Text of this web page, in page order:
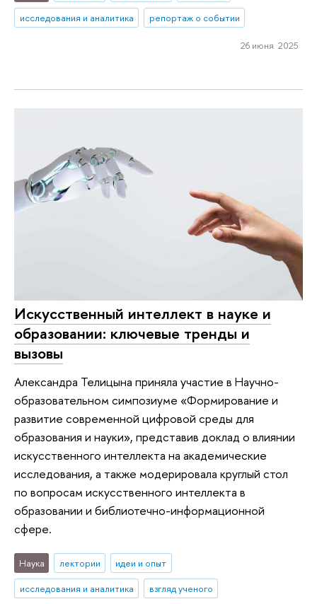
исследования и аналитика
репортаж о событии
26 июня 2025
Искусственный интеллект в науке и
образовании: ключевые тренды и
вызовы
Александра Телицына приняла участие в Научно-
образовательном симпозиуме «Формирование и
развитие современной цифровой среды для
образования и науки», представив доклад о влиянии
искусственного интеллекта на академические
исследования, а также модерировала круглый стол
по вопросам искусственного интеллекта в
образовании и библиотечно-информационной
сфере.
Наука лектории
идеи и опыт
исследования и аналитика
взгляд ученого